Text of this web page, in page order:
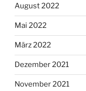
August 2022
Mai 2022
März 2022
Dezember 2021
November 2021